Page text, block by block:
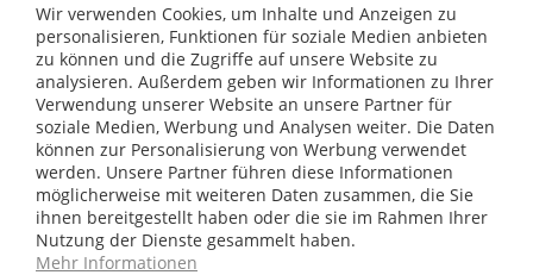
Informationen
* bei Paketversand. Alle Preise inkl. gesetzl. Mehrwertsteuer zzgl.
Versandkosten.
Copyright © afp marketing gmbh - Alle Rechte vorbehalten
Sicher zahlen in unserem Onlineshop
Wir verwenden Cookies, um Inhalte und Anzeigen zu
personalisieren, Funktionen für soziale Medien anbieten
zu können und die Zugriffe auf unsere Website zu
analysieren. Außerdem geben wir Informationen zu Ihrer
Verwendung unserer Website an unsere Partner für
soziale Medien, Werbung und Analysen weiter. Die Daten
können zur Personalisierung von Werbung verwendet
werden. Unsere Partner führen diese Informationen
möglicherweise mit weiteren Daten zusammen, die Sie
ihnen bereitgestellt haben oder die sie im Rahmen Ihrer
Nutzung der Dienste gesammelt haben.
Mehr Informationen